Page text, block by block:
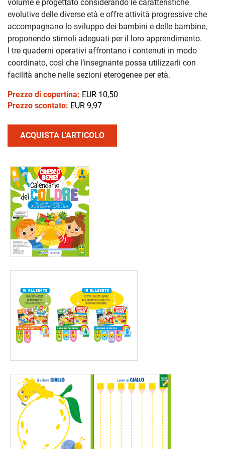
volume è progettato considerando le caratteristiche
evolutive delle diverse età e offre attività progressive che
accompagnano lo sviluppo dei bambini e delle bambine,
proponendo stimoli adeguati per il loro apprendimento.
I tre quaderni operativi affrontano i contenuti in modo
coordinato, così che l’insegnante possa utilizzarli con
facilità anche nelle sezioni eterogenee per età.
Prezzo di copertina: EUR 10,50
Prezzo scontato: EUR 9,97
ACQUISTA L'ARTICOLO